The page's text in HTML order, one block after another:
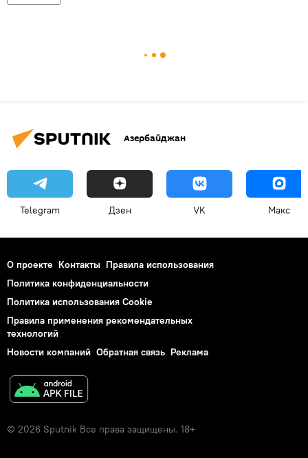
Азербайджан
Telegram Дзен VK Макс
О проекте Контакты Правила использования
Политика конфиденциальности
Политика использования Cookie
Правила применения рекомендательных
технологий
Новости компаний Обратная связь Реклама
© 2026 Sputnik Все права защищены. 18+